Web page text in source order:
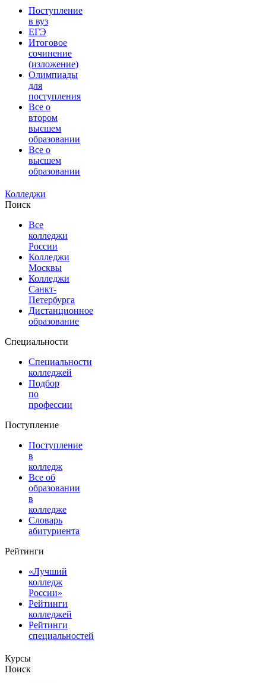
Поступление
в вуз
ЕГЭ
Итоговое
сочинение
(изложение)
Олимпиады
для
поступления
Все о
втором
высшем
образовании
Все о
высшем
образовании
Колледжи
Поиск
Все
колледжи
России
Колледжи
Москвы
Колледжи
Санкт-
Петербурга
Дистанционное
образование
Специальности
Специальности
колледжей
Подбор
по
профессии
Поступление
Поступление
в
колледж
Все об
образовании
в
колледже
Словарь
абитуриента
Рейтинги
«Лучший
колледж
России»
Рейтинги
колледжей
Рейтинги
специальностей
Курсы
Поиск